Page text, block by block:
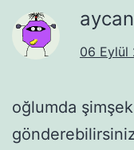
06 Eylül
oğlumda